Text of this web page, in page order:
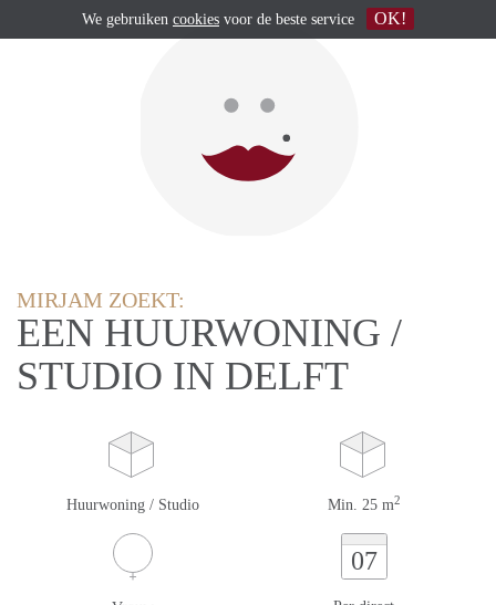
MIRJAM ZOEKT:
EEN HUURWONING /
STUDIO IN DELFT
Huurwoning / Studio Min. 25 m2
07
We gebruiken cookies voor de beste service OK!